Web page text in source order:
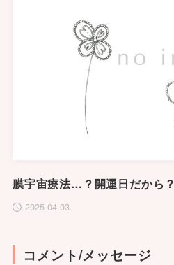
膜宇宙療法…？開運日だから？
2025-04-03
コメント/メッセージ